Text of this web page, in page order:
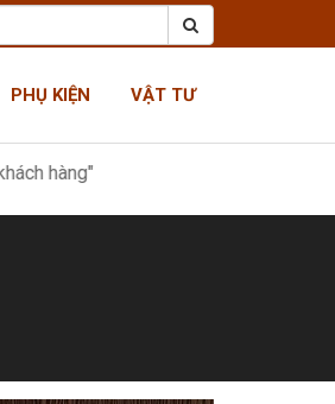
PHỤ KIỆN VẬT TƯ